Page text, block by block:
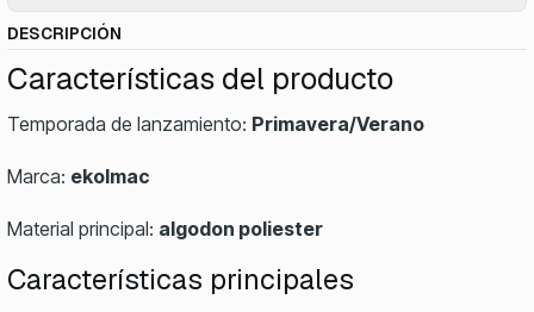
DESCRIPCIÓN
Características del producto
Temporada de lanzamiento: Primavera/Verano
Marca: ekolmac
Material principal: algodon poliester
Características principales